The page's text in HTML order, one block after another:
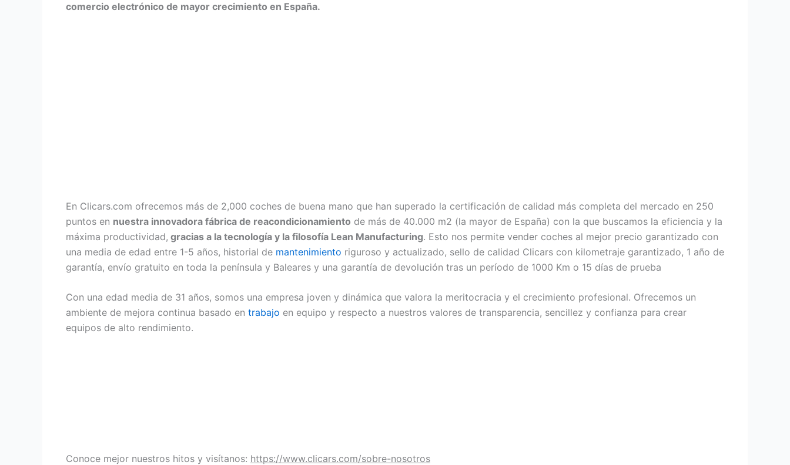
comercio electrónico de mayor crecimiento en España.
En Clicars.com ofrecemos más de 2,000 coches de buena mano que han superado la certificación de calidad más completa del mercado en 250
puntos en nuestra innovadora fábrica de reacondicionamiento de más de 40.000 m2 (la mayor de España) con la que buscamos la eficiencia y la
máxima productividad, gracias a la tecnología y la filosofía Lean Manufacturing. Esto nos permite vender coches al mejor precio garantizado con
una media de edad entre 1-5 años, historial de mantenimiento riguroso y actualizado, sello de calidad Clicars con kilometraje garantizado, 1 año de
garantía, envío gratuito en toda la península y Baleares y una garantía de devolución tras un período de 1000 Km o 15 días de prueba
Con una edad media de 31 años, somos una empresa joven y dinámica que valora la meritocracia y el crecimiento profesional. Ofrecemos un
ambiente de mejora continua basado en trabajo en equipo y respecto a nuestros valores de transparencia, sencillez y confianza para crear
equipos de alto rendimiento.
Conoce mejor nuestros hitos y visítanos: https://www.clicars.com/sobre-nosotros